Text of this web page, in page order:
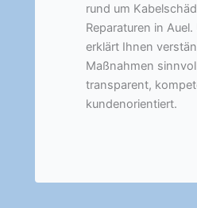
rund um
Reparaturen in
erklärt Ihnen
Maßnahmen
transparent,
kundenorientiert.